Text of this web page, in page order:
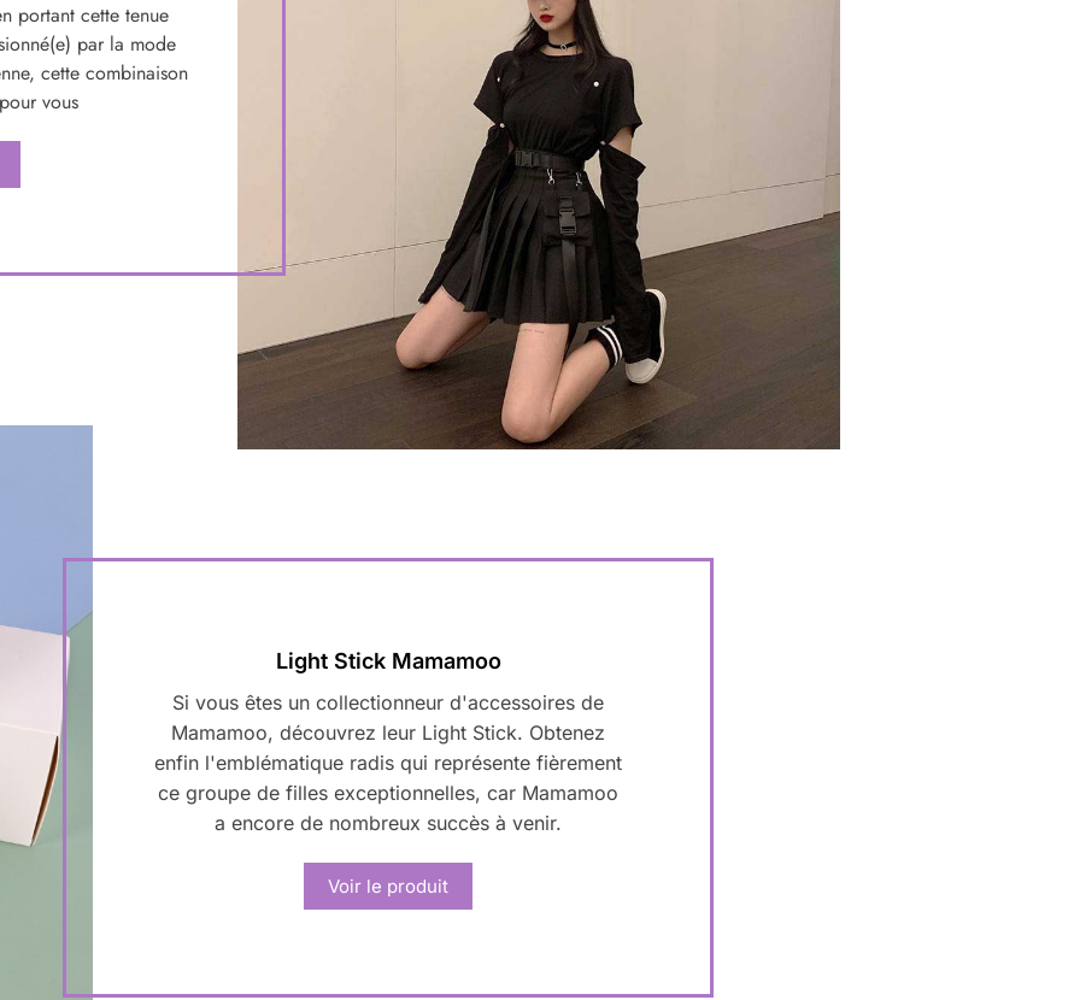
portant cette tenue
par la mode
cette combinaison
vous
Light Stick Mamamoo
Si vous êtes un collectionneur d'accessoires de
Mamamoo, découvrez leur Light Stick. Obtenez
enfin l'emblématique radis qui représente fièrement
ce groupe de filles exceptionnelles, car Mamamoo
a encore de nombreux succès à venir.
Voir le produit